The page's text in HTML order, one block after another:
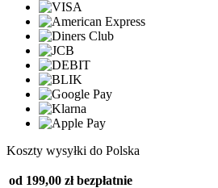
Koszty wysyłki do Polska
od 199,00 zł bezpłatnie